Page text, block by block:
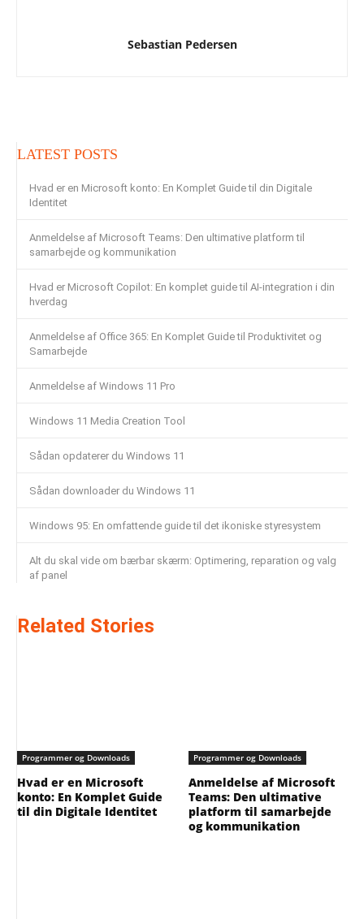
Sebastian Pedersen
LATEST POSTS
Hvad er en Microsoft konto: En Komplet Guide til din Digitale
Identitet
Anmeldelse af Microsoft Teams: Den ultimative platform til
samarbejde og kommunikation
Hvad er Microsoft Copilot: En komplet guide til AI-integration i din
hverdag
Anmeldelse af Office 365: En Komplet Guide til Produktivitet og
Samarbejde
Anmeldelse af Windows 11 Pro
Windows 11 Media Creation Tool
Sådan opdaterer du Windows 11
Sådan downloader du Windows 11
Windows 95: En omfattende guide til det ikoniske styresystem
Alt du skal vide om bærbar skærm: Optimering, reparation og valg
af panel
Related Stories
Programmer og Downloads
Hvad er en Microsoft
konto: En Komplet Guide
til din Digitale Identitet
Programmer og Downloads
Anmeldelse af Microsoft
Teams: Den ultimative
platform til samarbejde
og kommunikation